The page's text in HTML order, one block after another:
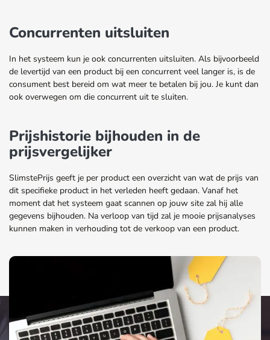
Concurrenten uitsluiten
In het systeem kun je ook concurrenten uitsluiten. Als bijvoorbeeld
de levertijd van een product bij een concurrent veel langer is, is de
consument best bereid om wat meer te betalen bij jou. Je kunt dan
ook overwegen om die concurrent uit te sluiten.
Prijshistorie bijhouden in de
prijsvergelijker
SlimstePrijs geeft je per product een overzicht van wat de prijs van
dit specifieke product in het verleden heeft gedaan. Vanaf het
moment dat het systeem gaat scannen op jouw site zal hij alle
gegevens bijhouden. Na verloop van tijd zal je mooie prijsanalyses
kunnen maken in verhouding tot de verkoop van een product.